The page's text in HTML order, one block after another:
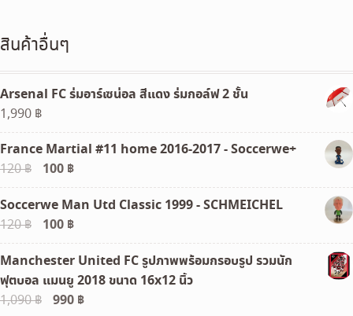
สินค้าอื่นๆ
Arsenal FC ร่มอาร์เซน่อล สีแดง ร่มกอล์ฟ 2 ชั้น
1,990 ฿
France Martial #11 home 2016-2017 - Soccerwe+
120฿
Original
price
was:
120 ฿.
100 ฿Current
price
is:
100 ฿.
Soccerwe Man Utd Classic 1999 - SCHMEICHEL
120฿
Original
price
was:
120 ฿.
100 ฿Current
price
is:
100 ฿.
Manchester United FC รูปภาพพร้อมกรอบรูป รวมนัก
ฟุตบอล แมนยู 2018 ขนาด 16x12 นิ้ว
1,090฿
Original
990 ฿Current